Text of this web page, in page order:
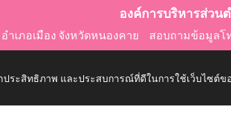
องค์การบริหารส่วน
อำเภอเมือง จังหวัดหนองคาย สอบถามข้อมูลโท
ประสิทธิภาพ และประสบการณ์ที่ดีในการใช้เว็บไซต์